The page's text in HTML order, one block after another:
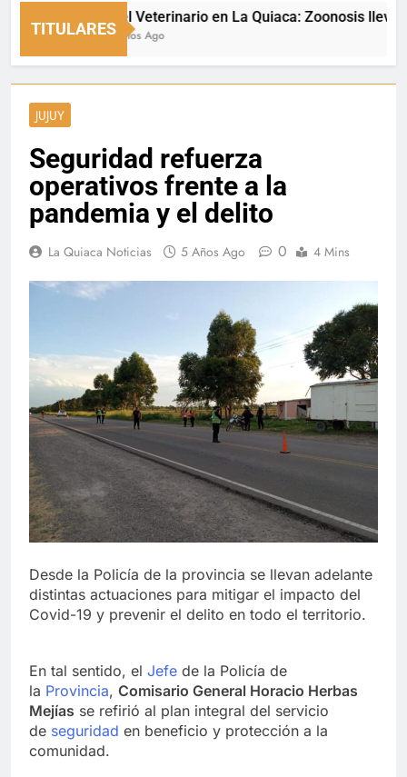
TITULARES
Día del Veterinario en La Quiaca: Zoonosis llevó
12 Minutos Ago
JUJUY
Seguridad refuerza
operativos frente a la
pandemia y el delito
La Quiaca Noticias 5 Años Ago 0 4 Mins
Desde la Policía de la provincia se llevan adelante
distintas actuaciones para mitigar el impacto del
Covid-19 y prevenir el delito en todo el territorio.
En tal sentido, el Jefe de la Policía de
la Provincia, Comisario General Horacio Herbas
Mejías se refirió al plan integral del servicio
de seguridad en beneficio y protección a la
comunidad.